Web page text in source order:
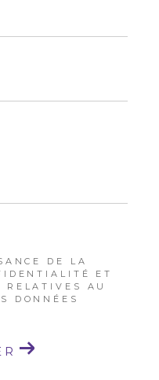
DE LA
ET
RELATIVES AU
DONNÉES